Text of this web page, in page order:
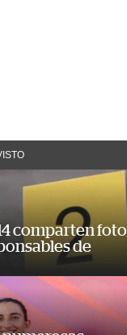
comparten foto
de